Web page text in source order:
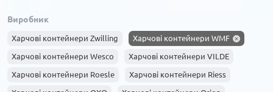
використання. Найпопулярніші матеріали для харчових
контейнерів — пластик, скло та силікон. Пластикові
контейнери легкі й недорогі, проте важливо обирати
вироби без шкідливих домішок та з маркуванням BPA-free,
що гарантує відсутність токсичних речовин. Скляні
Виробник
Харчові контейнери Zwilling Харчові контейнери WMF
Харчові контейнери Wesco Харчові контейнери VILDE
Харчові контейнери Roesle Харчові контейнери Riess